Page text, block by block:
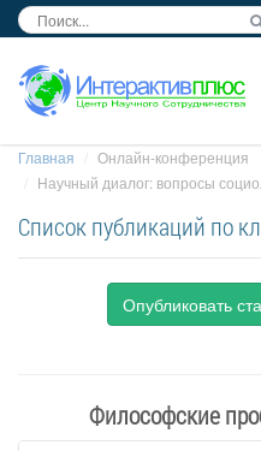
Главная
Онлайн-конференция
Научный диалог: вопросы
Список публикаций по
Опубликовать
Философские